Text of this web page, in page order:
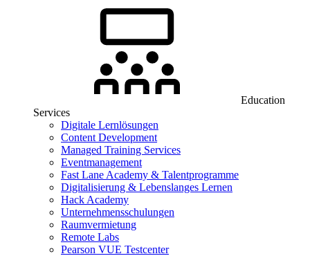
Education
Services
Digitale Lernlösungen
Content Development
Managed Training Services
Eventmanagement
Fast Lane Academy & Talentprogramme
Digitalisierung & Lebenslanges Lernen
Hack Academy
Unternehmensschulungen
Raumvermietung
Remote Labs
Pearson VUE Testcenter